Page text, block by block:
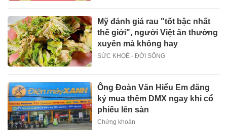
Mỹ đánh giá rau "tốt bậc nhất
thế giới", người Việt ăn thường
xuyên mà không hay
SỨC KHOẺ - ĐỜI SỐNG
Ông Đoàn Văn Hiểu Em đăng
ký mua thêm DMX ngay khi cổ
phiếu lên sàn
Chứng khoán